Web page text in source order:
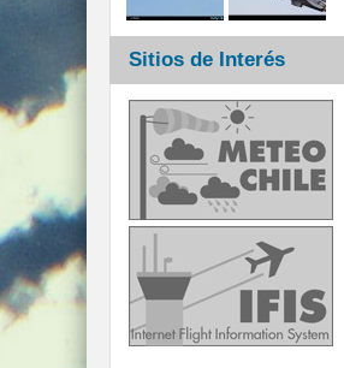
Sitios de Interés